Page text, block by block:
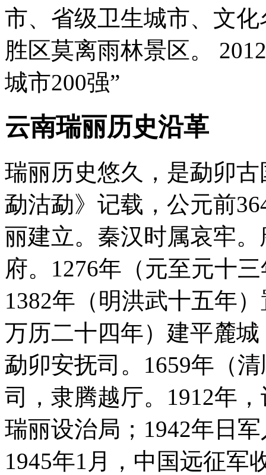
市、省级卫生城市、文
胜区莫离雨林景区。
城市200强”
云南瑞丽历史沿革
瑞丽历史悠久，是勐卯
勐沽勐》记载，公元前
丽建立。秦汉时属哀牢
府。1276年（元至元十
1382年（明洪武十五年
万历二十四年）建平麓
勐卯安抚司。1659年（
司，隶腾越厅。1912年
瑞丽设治局；1942年日
1945年1月，中国远征军